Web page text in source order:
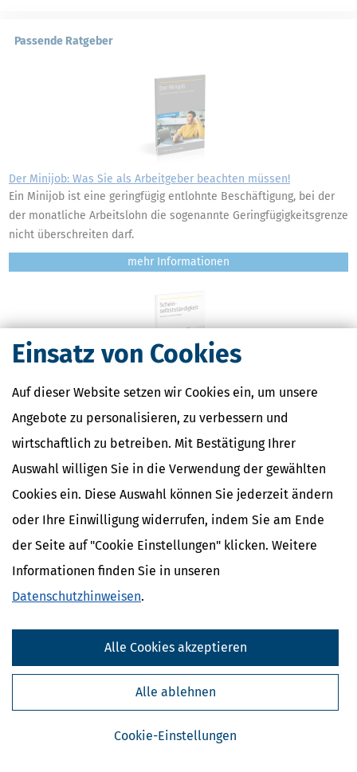
Einsatz von Cookies
Auf dieser Website setzen wir Cookies ein, um unsere
Angebote zu personalisieren, zu verbessern und
wirtschaftlich zu betreiben. Mit Bestätigung Ihrer
Auswahl willigen Sie in die Verwendung der gewählten
Cookies ein. Diese Auswahl können Sie jederzeit ändern
oder Ihre Einwilligung widerrufen, indem Sie am Ende
der Seite auf "Cookie Einstellungen" klicken. Weitere
Informationen finden Sie in unseren
Datenschutzhinweisen.
Cookie-Einstellungen
Alle ablehnen
Alle Cookies akzeptieren
Passende Ratgeber
Der Minijob: Was Sie als Arbeitgeber beachten müssen!
Ein Minijob ist eine geringfügig entlohnte Beschäftigung, bei der
der monatliche Arbeitslohn die sogenannte Geringfügigkeitsgrenze
nicht überschreiten darf.
mehr
Scheinselbstständigkeit: Kriterien und Rechtsfolgen
Für viele ein brandheißes Thema: Scheinselbstständig – ja oder
überarbeitet und unter anderem alle Änderungen im
Statusfeststellungsverfahren berücksichtigt!
mehr
Geschäftsreisen: Privaten PKW für betriebliche Fahrten nutzen und
Wenn Sie einen Pkw zu nicht mehr als 50 % betrieblich nutzen,
können Sie auf die Zuordnung zum Betriebsvermögen verzichten
mehr